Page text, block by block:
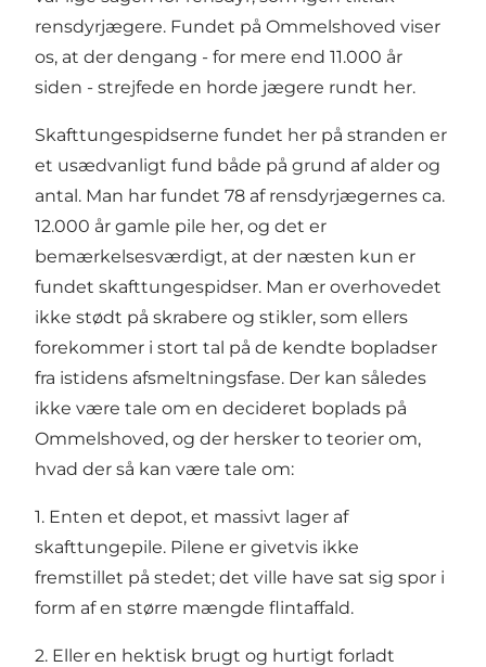
rensdyrjægere. Fundet på Ommelshoved viser
os, at der dengang - for mere end 11.000 år
siden - strejfede en horde jægere rundt her.
Skafttungespidserne fundet her på stranden er
et usædvanligt fund både på grund af alder og
antal. Man har fundet 78 af rensdyrjægernes ca.
12.000 år gamle pile her, og det er
bemærkelsesværdigt, at der næsten kun er
fundet skafttungespidser. Man er overhovedet
ikke stødt på skrabere og stikler, som ellers
forekommer i stort tal på de kendte bopladser
fra istidens afsmeltningsfase. Der kan således
ikke være tale om en decideret boplads på
Ommelshoved, og der hersker to teorier om,
hvad der så kan være tale om:
1. Enten et depot, et massivt lager af
skafttungepile. Pilene er givetvis ikke
fremstillet på stedet; det ville have sat sig spor i
form af en større mængde flintaffald.
2. Eller en hektisk brugt og hurtigt forladt